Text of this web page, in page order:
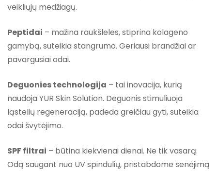
veikliųjų medžiagų.
Peptidai – mažina raukšleles, stiprina kolageno
gamybą, suteikia stangrumo. Geriausi brandžiai ar
pavargusiai odai.
Deguonies technologija – tai inovacija, kurią
naudoja YUR Skin Solution. Deguonis stimuliuoja
ląstelių regeneraciją, padeda greičiau gyti, suteikia
odai švytėjimo.
SPF filtrai – būtina kiekvienai dienai. Ne tik vasarą.
Odą saugant nuo UV spindulių, pristabdome senėjimą